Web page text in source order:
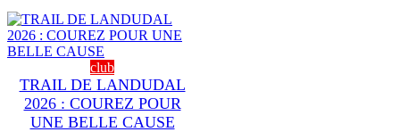
club
TRAIL DE LANDUDAL
2026 : COUREZ POUR
UNE BELLE CAUSE